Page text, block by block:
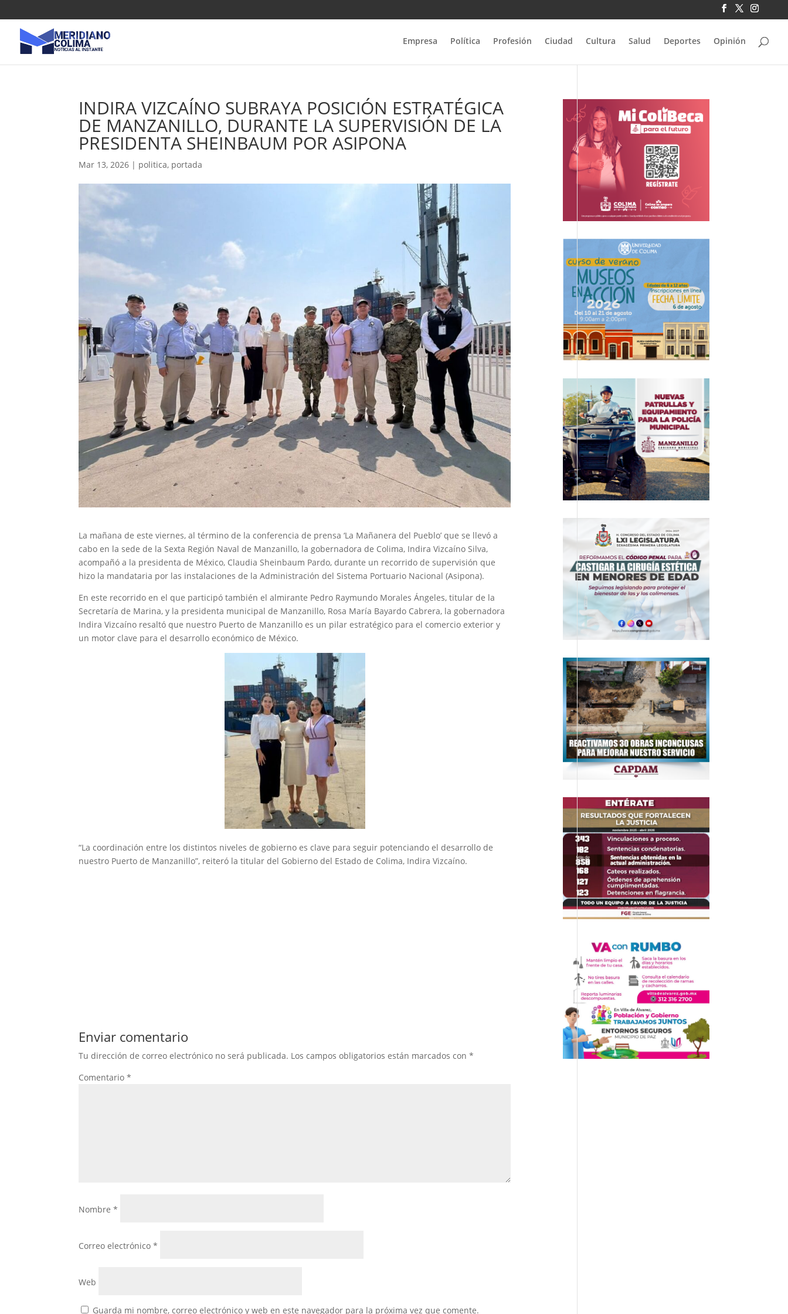
Empresa Política Profesión Ciudad Cultura Salud Deportes Opinión
INDIRA VIZCAÍNO SUBRAYA POSICIÓN ESTRATÉGICA
DE MANZANILLO, DURANTE LA SUPERVISIÓN DE LA
PRESIDENTA SHEINBAUM POR ASIPONA
Mar 13, 2026 | politica, portada
La mañana de este viernes, al término de la conferencia de prensa ‘La Mañanera del Pueblo’ que se llevó a
cabo en la sede de la Sexta Región Naval de Manzanillo, la gobernadora de Colima, Indira Vizcaíno Silva,
acompañó a la presidenta de México, Claudia Sheinbaum Pardo, durante un recorrido de supervisión que
hizo la mandataria por las instalaciones de la Administración del Sistema Portuario Nacional (Asipona).
En este recorrido en el que participó también el almirante Pedro Raymundo Morales Ángeles, titular de la
Secretaría de Marina, y la presidenta municipal de Manzanillo, Rosa María Bayardo Cabrera, la gobernadora
Indira Vizcaíno resaltó que nuestro Puerto de Manzanillo es un pilar estratégico para el comercio exterior y
un motor clave para el desarrollo económico de México.
“La coordinación entre los distintos niveles de gobierno es clave para seguir potenciando el desarrollo de
nuestro Puerto de Manzanillo”, reiteró la titular del Gobierno del Estado de Colima, Indira Vizcaíno.
Enviar comentario
Tu dirección de correo electrónico no será publicada. Los campos obligatorios están marcados con*
Comentario*
Nombre*
Correo electrónico*
Web
Guarda mi nombre, correo electrónico y web en este navegador para la próxima vez que comente.